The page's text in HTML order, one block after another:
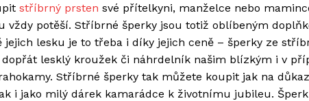
stříbrný prsten své přítelkyni, manželce nebo
vždy potěší. Stříbrné šperky jsou totiž oblíbeným
jejich lesku je to třeba i díky jejich ceně – šperky ze
lesklý kroužek či náhrdelník našim blízkým i v
Stříbrné šperky tak můžete koupit jak na
i jako milý dárek kamarádce k životnímu jubileu.